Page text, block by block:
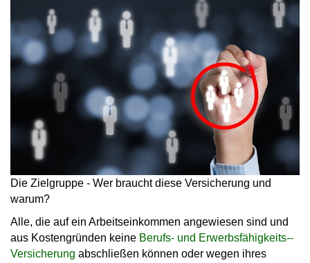
Die Zielgruppe - Wer braucht diese Versicherung und
warum?
Alle, die auf ein Arbeitseinkommen angewiesen sind und
aus Kostengründen keine Berufs- und Erwerbsfähigkeits-­
Versicherung abschließen können oder wegen ihres